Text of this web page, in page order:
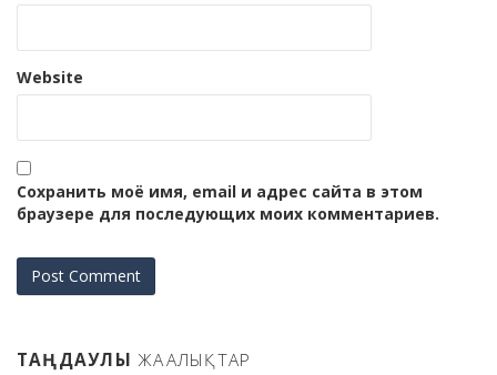
Website
Сохранить моё имя, email и адрес сайта в этом
браузере для последующих моих комментариев.
ТАҢДАУЛЫ ЖАҢАЛЫҚТАР